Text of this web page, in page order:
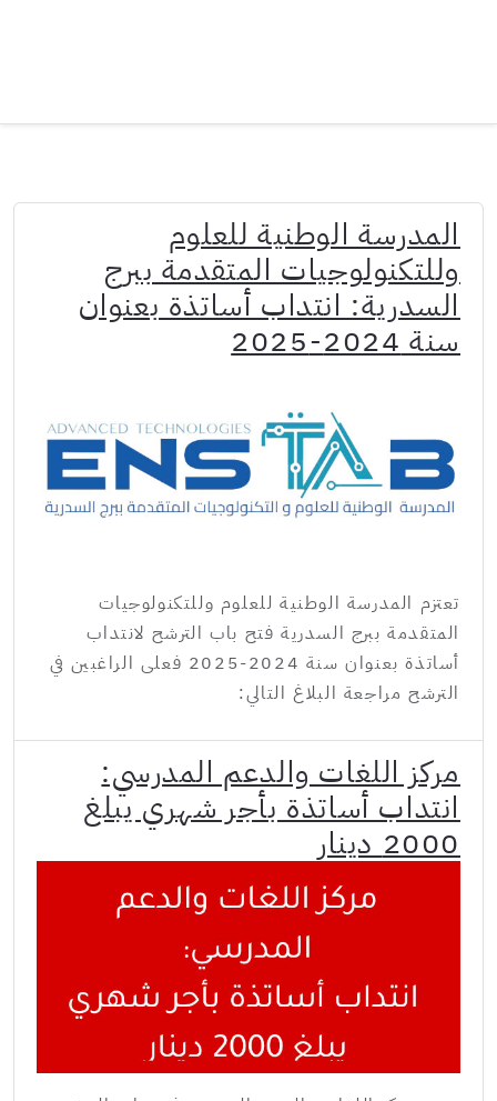
المدرسة الوطنية للعلوم
وللتكنولوجيات المتقدمة ببرج
السدرية: انتداب أساتذة بعنوان
سنة 2024-2025
تعتزم المدرسة الوطنية للعلوم وللتكنولوجيات
المتقدمة ببرج السدرية فتح باب الترشح لانتداب
أساتذة بعنوان سنة 2024-2025 فعلى الراغبين في
الترشح مراجعة البلاغ التالي:
مركز اللغات والدعم المدرسي:
انتداب أساتذة بأجر شهري يبلغ
2000 دينار